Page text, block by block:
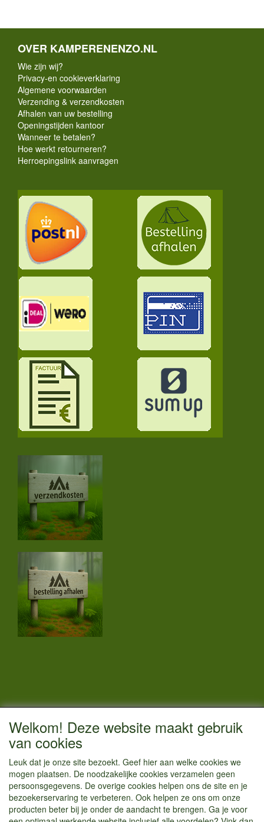
OVER KAMPERENENZO.NL
Wie zijn wij?
Privacy-en cookieverklaring
Algemene voorwaarden
Verzending & verzendkosten
Afhalen van uw bestelling
Openingstijden kantoor
Wanneer te betalen?
Hoe werkt retourneren?
Herroepingslink aanvragen
CONTACTGEGEVENS
Vestigingsadres:
Hoofdweg 36
1433 JW Kudelstaart
info@kamperenenzo.nl
Tel : 06 125 82 112
Welkom! Deze website maakt gebruik
van cookies
Leuk dat je onze site bezoekt. Geef hier aan welke cookies we
mogen plaatsen. De noodzakelijke cookies verzamelen geen
persoonsgegevens. De overige cookies helpen ons de site en je
bezoekerservaring te verbeteren. Ook helpen ze ons om onze
producten beter bij je onder de aandacht te brengen. Ga je voor